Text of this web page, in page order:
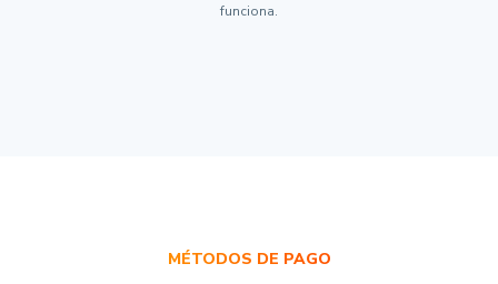
funciona.
MÉTODOS DE PAGO